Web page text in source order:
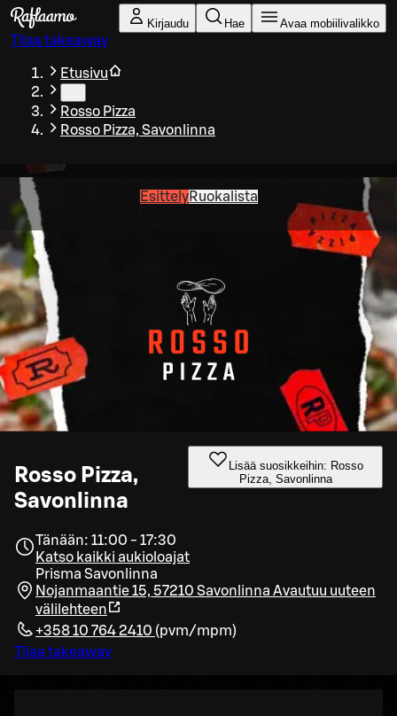
Siirry pääsisältöön
Kirjaudu Hae Avaa mobiilivalikko
Tilaa takeaway
Etusivu
Rosso Pizza
Rosso Pizza, Savonlinna
EsittelyRuokalista
Rosso Pizza,
Savonlinna
Lisää suosikkeihin: Rosso
Pizza, Savonlinna
Tänään: 11:00 - 17:30
Katso kaikki aukioloajat
Prisma Savonlinna
Nojanmaantie 15, 57210 Savonlinna Avautuu uuteen
välilehteen
+358 10 764 2410 (pvm/mpm)
Tilaa takeaway